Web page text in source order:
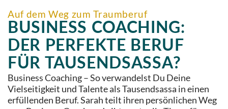
Auf dem Weg zum Traumberuf
BUSINESS COACHING:
DER PERFEKTE BERUF
FÜR TAUSENDSASSA?
Business Coaching – So verwandelst Du Deine
Vielseitigkeit und Talente als Tausendsassa in einen
erfüllenden Beruf. Sarah teilt ihren persönlichen Weg